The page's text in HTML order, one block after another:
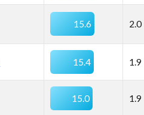
15.6 2.0
15.4 1.9
15.0 1.9